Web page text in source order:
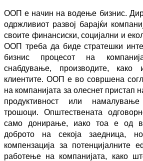
ООП е начин на водење бизнис.
одржливиот развој барајќи
своите финансиски, социјални и
ООП треба да биде стратешки
бизнис процесот на
снабдување, производите,
клиентите. ООП е во совршена
на компанијата за олеснет пристап
продуктивност или
трошоци. Општествената
само донирање, иако тоа е од
доброто на секоја заедница,
компензација за потенцијалните
работење на компанијата, како